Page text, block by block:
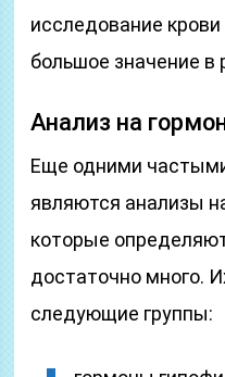
исследование
большое значение в
Анализ на
Еще одними
являются анализы
которые
достаточно много.
следующие группы: